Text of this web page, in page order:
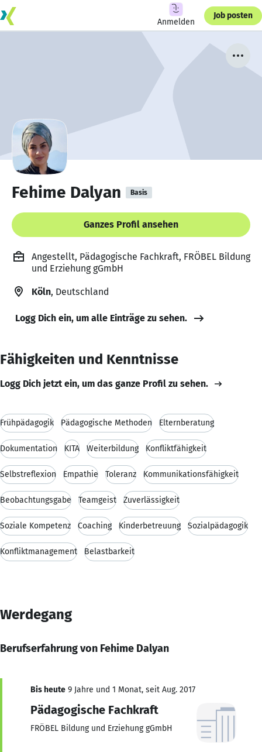
Anmelden
Job posten
Fehime Dalyan Basis
Ganzes Profil ansehen
Angestellt, Pädagogische Fachkraft, FRÖBEL Bildung
und Erziehung gGmbH
Köln, Deutschland
Logg Dich ein, um alle Einträge zu sehen.
Fähigkeiten und Kenntnisse
Logg Dich jetzt ein, um das ganze Profil zu sehen.
Frühpädagogik Pädagogische Methoden Elternberatung
Dokumentation KITA Weiterbildung Konfliktfähigkeit
Selbstreflexion Empathie Toleranz Kommunikationsfähigkeit
Beobachtungsgabe Teamgeist Zuverlässigkeit
Soziale Kompetenz Coaching Kinderbetreuung Sozialpädagogik
Konfliktmanagement Belastbarkeit
Werdegang
Berufserfahrung von Fehime Dalyan
Bis heute 9 Jahre und 1 Monat, seit Aug. 2017
Pädagogische Fachkraft
FRÖBEL Bildung und Erziehung gGmbH